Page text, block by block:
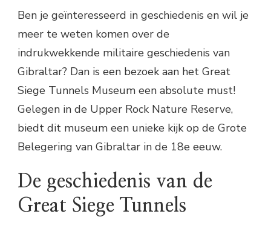
Ben je geïnteresseerd in geschiedenis en wil je
meer te weten komen over de
indrukwekkende militaire geschiedenis van
Gibraltar? Dan is een bezoek aan het Great
Siege Tunnels Museum een absolute must!
Gelegen in de Upper Rock Nature Reserve,
biedt dit museum een unieke kijk op de Grote
Belegering van Gibraltar in de 18e eeuw.
De geschiedenis van de
Great Siege Tunnels